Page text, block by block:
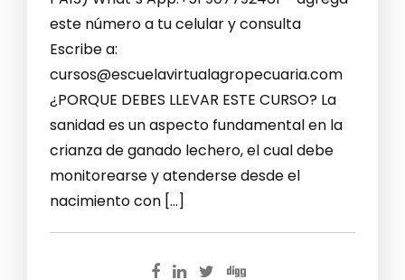
este número a tu celular y consulta
Escribe a:
cursos@escuelavirtualagropecuaria.com
¿PORQUE DEBES LLEVAR ESTE CURSO? La
sanidad es un aspecto fundamental en la
crianza de ganado lechero, el cual debe
monitorearse y atenderse desde el
nacimiento con […]